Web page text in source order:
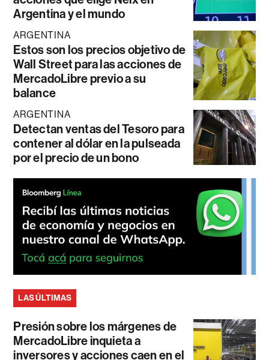
Argentina y el mundo
ARGENTINA
Estos son los precios objetivo de
Wall Street para las acciones de
MercadoLibre previo a su
balance
ARGENTINA
Detectan ventas del Tesoro para
contener al dólar en la pulseada
por el precio de un bono
LAS ÚLTIMAS
Presión sobre los márgenes de
MercadoLibre inquieta a
inversores y acciones caen en el